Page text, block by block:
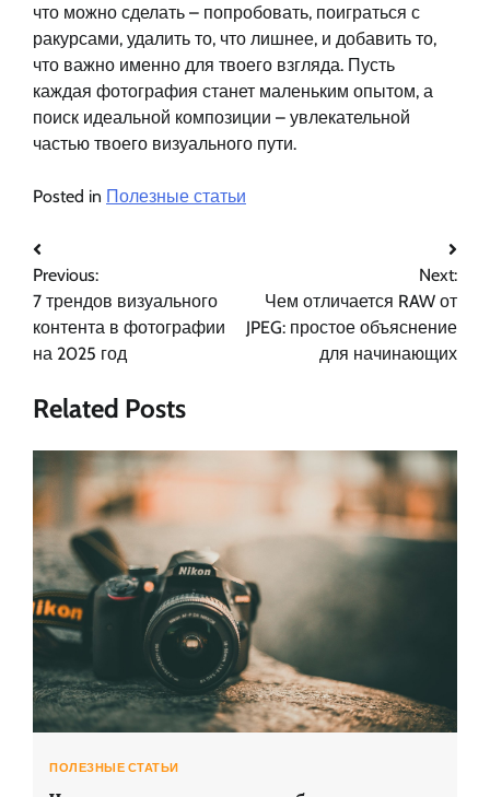
что можно сделать – попробовать, поиграться с
ракурсами, удалить то, что лишнее, и добавить то,
что важно именно для твоего взгляда. Пусть
каждая фотография станет маленьким опытом, а
поиск идеальной композиции – увлекательной
частью твоего визуального пути.
Posted in Полезные статьи
Навигация
по
записям
Previous:
7 трендов визуального
контента в фотографии
на 2025 год
Next:
Чем отличается RAW от
JPEG: простое объяснение
для начинающих
Related Posts
ПОЛЕЗНЫЕ СТАТЬИ